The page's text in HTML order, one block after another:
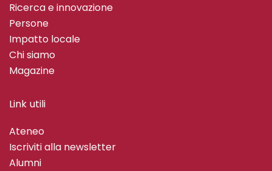
Ricerca e innovazione
Persone
Impatto locale
Chi siamo
Magazine
Link utili
Ateneo
Iscriviti alla newsletter
Alumni